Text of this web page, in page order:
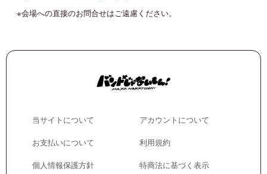
※会場への直接のお問合せはご遠慮ください。
当サイトについて
アカウントについて
お支払いについて
利用規約
個人情報保護方針
特商法に基づく表示